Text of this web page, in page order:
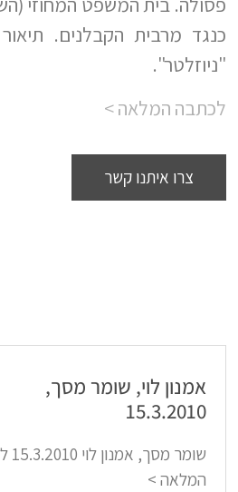
כנגד מרבית הקבלנים.
"ניוזלטר".
לכתבה המלאה >
צרו איתנו קשר
אמנון לוי, שומר מסך,
15.3.2010​
המלאה >